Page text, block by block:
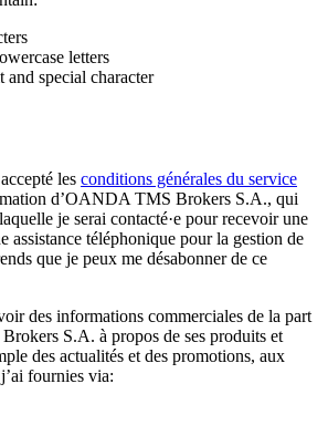
letters
and special character
les conditions générales du service
d’OANDA TMS Brokers S.A., qui
je serai contacté·e pour recevoir une
assistance téléphonique pour la gestion de
que je peux me désabonner de ce
des informations commerciales de la part
S.A. à propos de ses produits et
des actualités et des promotions, aux
fournies via: